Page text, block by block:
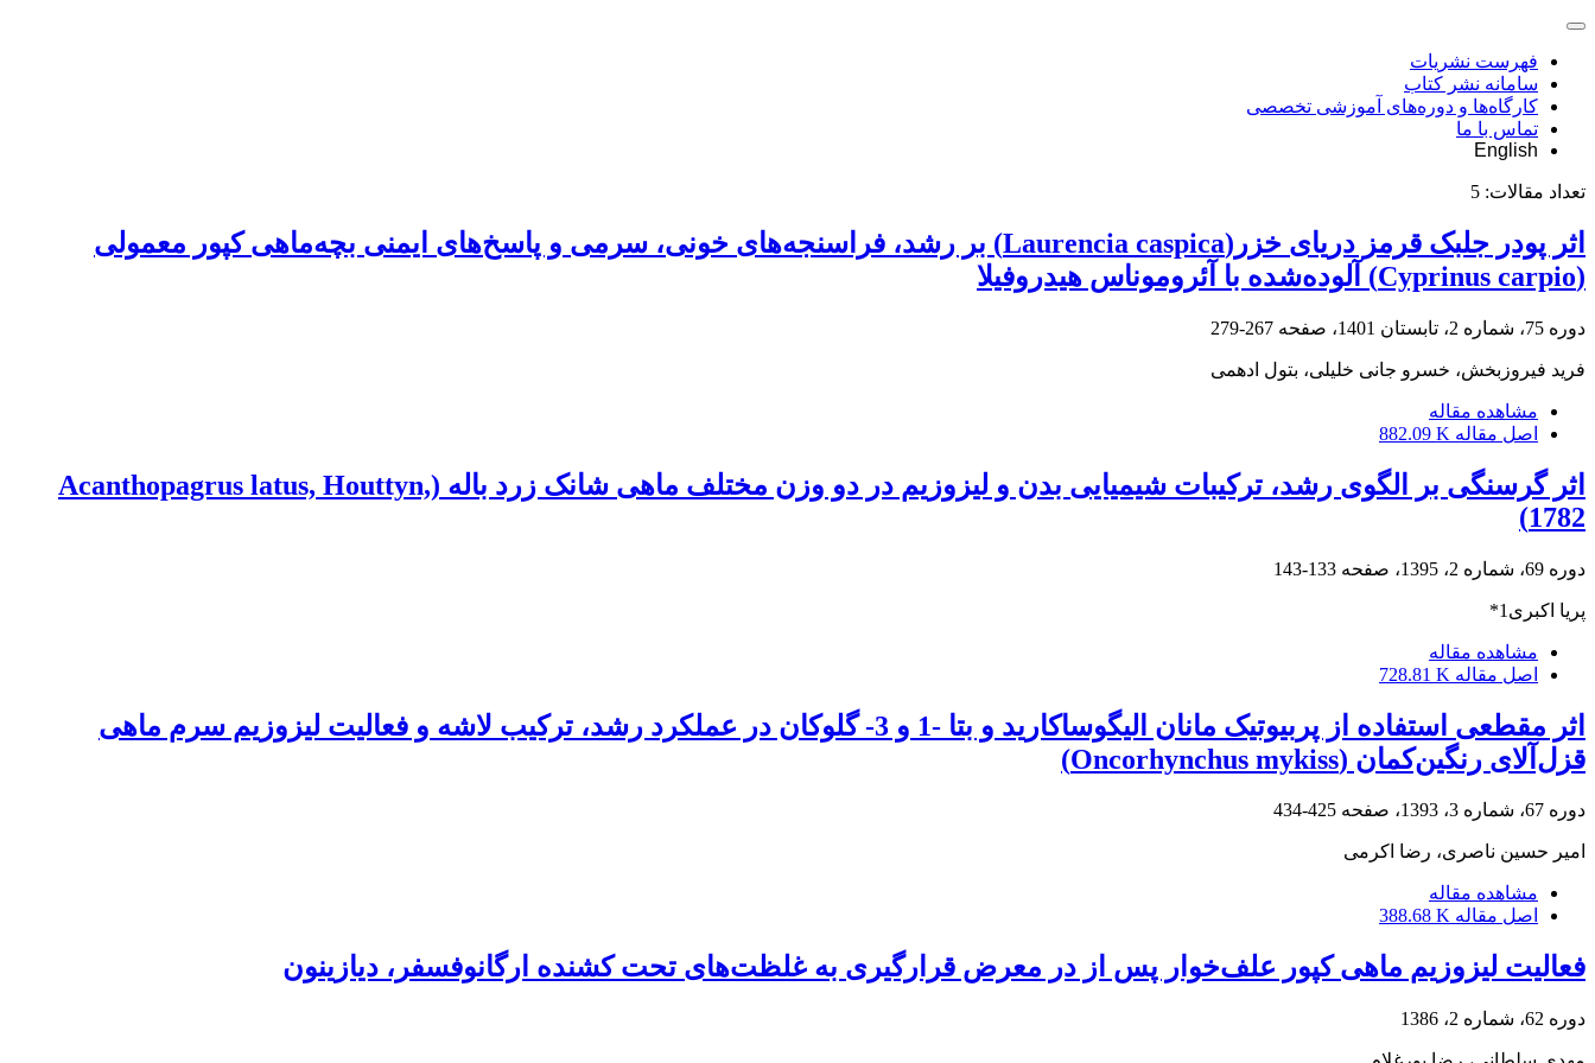
فهرست نشریات
سامانه نشر کتاب
کارگاه‌ها و دوره‌های آموزشی تخصصی
تماس با ما
English
تعداد مقالات: 5
اثر پودر جلبک قرمز دریای خزر(Laurencia caspica) بر رشد، فراسنجه‌های خونی، سرمی و پاسخ‌های ایمنی بچه‌ماهی کپور معمولی
(Cyprinus carpio) آلوده‌شده با آئروموناس هیدروفیلا
دوره 75، شماره 2، تابستان 1401، صفحه 267-279
فرید فیروزبخش، خسرو جانی خلیلی، بتول ادهمی
مشاهده مقاله
اصل مقاله 882.09 K
اثر گرسنگی بر الگوی رشد، ترکیبات شیمیایی بدن و لیزوزیم در دو وزن مختلف ماهی شانک زرد باله (Acanthopagrus latus, Houttyn,
1782)
دوره 69، شماره 2، 1395، صفحه 133-143
پریا اکبری1*
مشاهده مقاله
اصل مقاله 728.81 K
اثر مقطعی استفاده از پربیوتیک مانان الیگوساکارید و بتا -1 و 3- گلوکان در عملکرد رشد، ترکیب لاشه و فعالیت لیزوزیم سرم ماهی
قزل‌آلای رنگین‌کمان (Oncorhynchus mykiss)
دوره 67، شماره 3، 1393، صفحه 425-434
امیر حسین ناصری، رضا اکرمی
مشاهده مقاله
اصل مقاله 388.68 K
فعالیت لیزوزیم ماهی کپور علف‌‌خوار پس از در معرض قرارگیری به غلظت‌های تحت کشنده ارگانوفسفر، دیازینون
دوره 62، شماره 2، 1386